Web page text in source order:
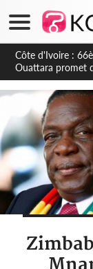
Côte d'Ivoire : À
ivoirien et veut
de la Guinée